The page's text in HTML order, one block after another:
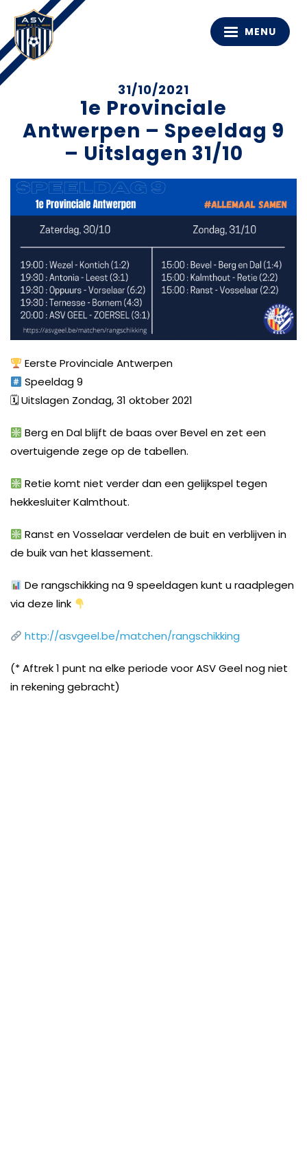
MENU
31/10/2021
1e Provinciale
Antwerpen – Speeldag 9
– Uitslagen 31/10
Eerste Provinciale Antwerpen
Speeldag 9
🗓 Uitslagen Zondag, 31 oktober 2021
Berg en Dal blijft de baas over Bevel en zet een
overtuigende zege op de tabellen.
Retie komt niet verder dan een gelijkspel tegen
hekkesluiter Kalmthout.
Ranst en Vosselaar verdelen de buit en verblijven in
de buik van het klassement.
De rangschikking na 9 speeldagen kunt u raadplegen
via deze link
http://asvgeel.be/matchen/rangschikking
(* Aftrek 1 punt na elke periode voor ASV Geel nog niet
in rekening gebracht)